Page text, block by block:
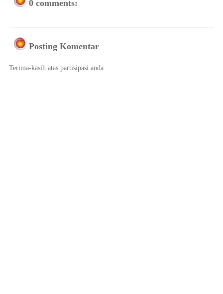
0 comments:
Posting Komentar
Terima-kasih atas partisipasi anda